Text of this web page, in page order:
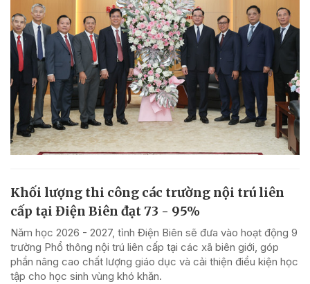
Khối lượng thi công các trường nội trú liên
cấp tại Điện Biên đạt 73 - 95%
Năm học 2026 - 2027, tỉnh Điện Biên sẽ đưa vào hoạt động 9
trường Phổ thông nội trú liên cấp tại các xã biên giới, góp
phần nâng cao chất lượng giáo dục và cải thiện điều kiện học
tập cho học sinh vùng khó khăn.